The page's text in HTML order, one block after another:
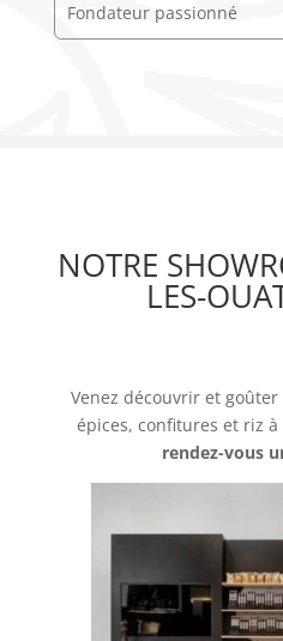
Fondateur passionné
NOTRE
LES-
Venez découvrir et
épices, confitures et riz
rendez-vous